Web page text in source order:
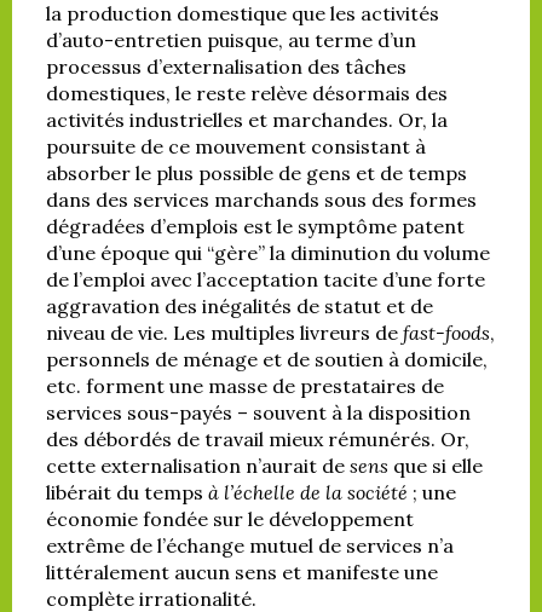
la production domestique que les activités
d’auto-entretien puisque, au terme d’un
processus d’externalisation des tâches
domestiques, le reste relève désormais des
activités industrielles et marchandes. Or, la
poursuite de ce mouvement consistant à
absorber le plus possible de gens et de temps
dans des services marchands sous des formes
dégradées d’emplois est le symptôme patent
d’une époque qui “gère” la diminution du volume
de l’emploi avec l’acceptation tacite d’une forte
aggravation des inégalités de statut et de
niveau de vie. Les multiples livreurs de fast-foods,
personnels de ménage et de soutien à domicile,
etc. forment une masse de prestataires de
services sous-payés – souvent à la disposition
des débordés de travail mieux rémunérés. Or,
cette externalisation n’aurait de sens que si elle
libérait du temps à l’échelle de la société ; une
économie fondée sur le développement
extrême de l’échange mutuel de services n’a
littéralement aucun sens et manifeste une
complète irrationalité.